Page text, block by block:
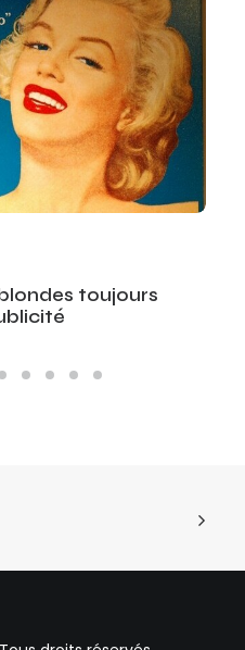
toujours